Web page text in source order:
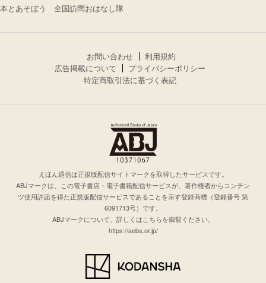
本とあそぼう 全国訪問おはなし隊
お問い合わせ
利用規約
広告掲載について
プライバシーポリシー
特定商取引法に基づく表記
えほん通信は正規版配信サイトマークを取得したサービスです。
ABJマークは、この電子書店・電子書籍配信サービスが、著作権者からコンテン
ツ使用許諾を得た正規版配信サービスであることを示す登録商標（登録番号 第
6091713号）です。
ABJマークについて、詳しくはこちらを御覧ください。
https://aebs.or.jp/